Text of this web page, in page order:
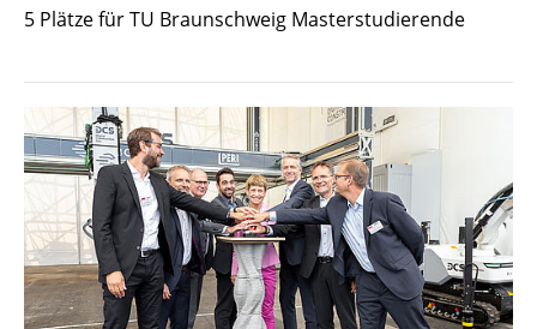
5 Plätze für TU Braunschweig Masterstudierende